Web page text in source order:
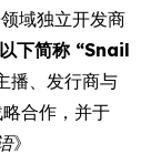
域独立开发商
下简称 “Snail
播、发行商与
合作，并于
》